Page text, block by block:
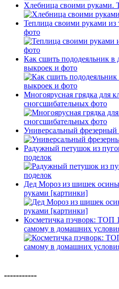
Хлебница своими руками.
Теплица своими руками
фото
Как сшить пододеяльник в
выкроек и фото
Многоярусная грядка для
сногсшибательных фото
Универсальный
Радужный петушок из
поделок
Дед Мороз из шишек
руками [картинки]
Косметичка пэчворк: ТОП
самому в домашних
-----------